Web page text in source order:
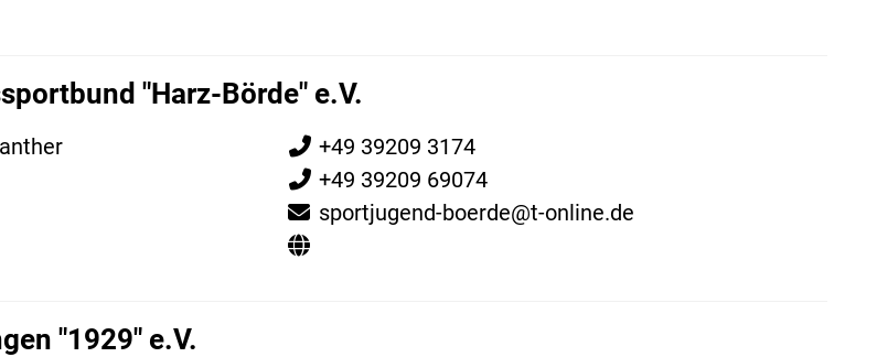
"Harz-Börde" e.V.
+49 39209 3174
+49 39209 69074
sportjugend-boerde@t-online.de
"1929" e.V.